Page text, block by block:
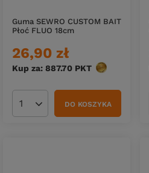
Guma SEWRO CUSTOM BAIT
Płoć FLUO 18cm
26,90 zł
Kup za: 887.70 PKT punktów
Ilość produktówDO KOSZYKA